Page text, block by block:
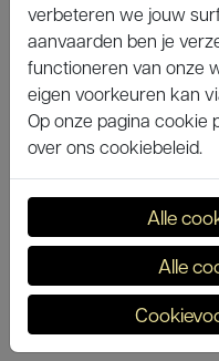
Terugblik
30 maart 2025
verbeteren we jouw
aanvaarden ben je
functioneren van onze
eigen voorkeuren kan
Op onze pagina cookie
over ons cookiebeleid.
Alle
Alle